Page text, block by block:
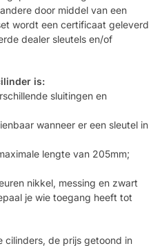
door middel van een
wordt een certificaat geleverd
dealer sleutels en/of
is:
sluitingen en
wanneer er een sleutel in
lengte van 205mm;
nikkel, messing en zwart
je wie toegang heeft tot
cilinders, de prijs getoond in